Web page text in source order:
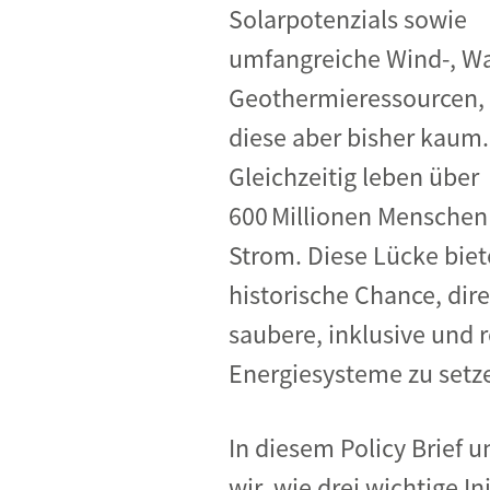
Industrietransformation
Klimafinanzierung
Wirtschaft, Finanzen &
Sustainable Finance
Unternehmensverantwortung
Globaler Handel
Ressourcen &
Solarpotenzials sowie
umfangreiche Wind-,
diese aber bisher kaum.
Gleichzeitig leben über
600 Millionen
Strom. Diese Lücke
historische Chance,
saubere, inklusive und
Energiesysteme zu
In diesem Policy Brief